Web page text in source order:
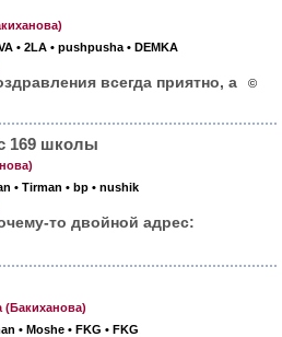
• 2LA • pushpusha • DEMKA
всегда приятно, а
©
169 школы
• Tirman • bp • nushik
то двойной адрес:
(Бакиханова)
• Moshe • FKG • FKG